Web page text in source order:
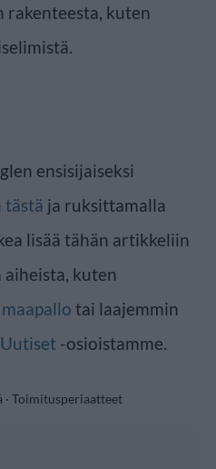
kuten
ensisijaiseksi
tästä ja ruksittamalla
lisää tähän artikkeliin
kuten
maapallo tai laajemmin
Uutiset -osioistamme.
· Toimitusperiaatteet